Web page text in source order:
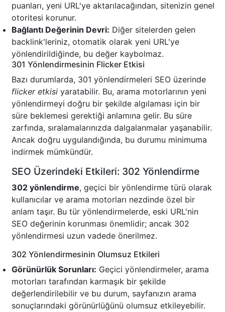
puanları, yeni URL'ye aktarılacağından, sitenizin genel
otoritesi korunur.
Bağlantı Değerinin Devri: Diğer sitelerden gelen
backlink'leriniz, otomatik olarak yeni URL'ye
yönlendirildiğinde, bu değer kaybolmaz.
301 Yönlendirmesinin Flicker Etkisi
Bazı durumlarda, 301 yönlendirmeleri SEO üzerinde
flicker etkisi yaratabilir. Bu, arama motorlarının yeni
yönlendirmeyi doğru bir şekilde algılaması için bir
süre beklemesi gerektiği anlamına gelir. Bu süre
zarfında, sıralamalarınızda dalgalanmalar yaşanabilir.
Ancak doğru uygulandığında, bu durumu minimuma
indirmek mümkündür.
SEO Üzerindeki Etkileri: 302 Yönlendirme
302 yönlendirme, geçici bir yönlendirme türü olarak
kullanıcılar ve arama motorları nezdinde özel bir
anlam taşır. Bu tür yönlendirmelerde, eski URL'nin
SEO değerinin korunması önemlidir; ancak 302
yönlendirmesi uzun vadede önerilmez.
302 Yönlendirmesinin Olumsuz Etkileri
Görünürlük Sorunları: Geçici yönlendirmeler, arama
motorları tarafından karmaşık bir şekilde
değerlendirilebilir ve bu durum, sayfanızın arama
sonuçlarındaki görünürlüğünü olumsuz etkileyebilir.